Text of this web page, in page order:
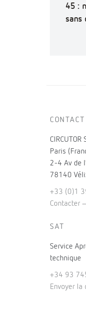
45 :
sans
CONTACT
CIRCUTOR
Paris
2-4 Av de
78140
+33 (0)1
Contacter
SAT
Service
technique
+34 93
Envoyer la